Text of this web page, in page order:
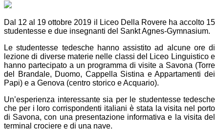
Dal 12 al 19 ottobre 2019 il Liceo Della Rovere ha accolto 15
studentesse e due insegnanti del Sankt Agnes-Gymnasium.
Le studentesse tedesche hanno assistito ad alcune ore di
lezione di diverse materie nelle classi del Liceo Linguistico e
hanno partecipato a un programma di visite a Savona (Torre
del Brandale, Duomo, Cappella Sistina e Appartamenti dei
Papi) e a Genova (centro storico e Acquario).
Un’esperienza interessante sia per le studentesse tedesche
che per i loro corrispondenti italiani è stata la visita nel porto
di Savona, con una presentazione informativa e la visita del
terminal crociere e di una nave.